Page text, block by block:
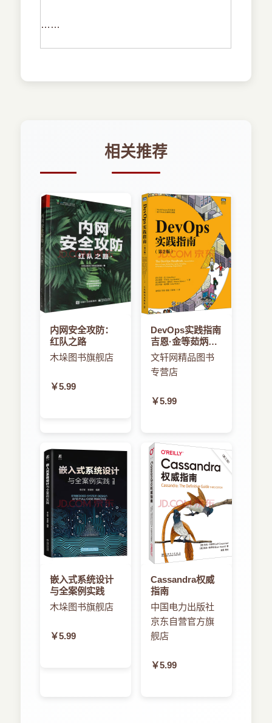
……
相关推荐
内网安全攻防：
红队之路
木垛图书旗舰店
￥5.99
DevOps实践指南
吉恩·金等茹炳晟
等译书籍
文轩网精品图书
专营店
￥5.99
嵌入式系统设计
与全案例实践
木垛图书旗舰店
￥5.99
Cassandra权威
指南
中国电力出版社
京东自营官方旗
舰店
￥5.99